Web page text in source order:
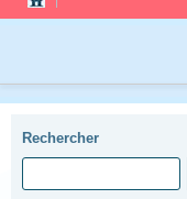
Rechercher